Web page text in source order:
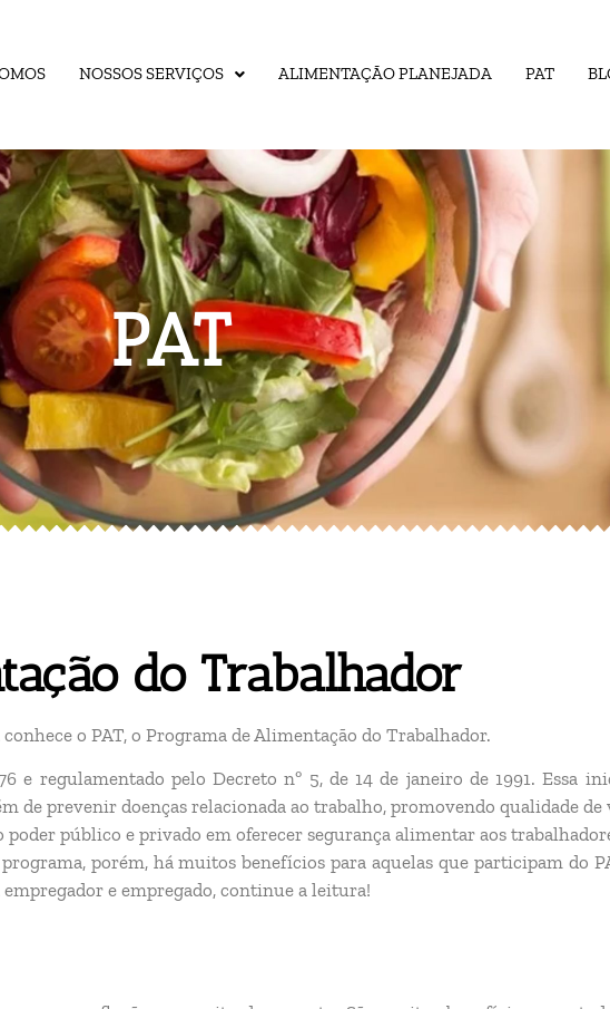
NOSSOS SERVIÇOS ALIMENTAÇÃO PLANEJADA PAT
PAT
do Trabalhador
o PAT, o Programa de Alimentação do Trabalhador.
e regulamentado pelo Decreto nº 5, de 14 de janeiro de 1991. Essa
de prevenir doenças relacionada ao trabalho, promovendo qualidade de
poder público e privado em oferecer segurança alimentar aos
porém, há muitos benefícios para aquelas que participam do
e empregado, continue a leitura!